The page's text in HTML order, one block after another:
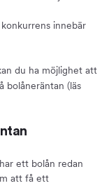
konkurrens innebär
du ha möjlighet att
bolåneräntan (läs
ett bolån redan
att få ett